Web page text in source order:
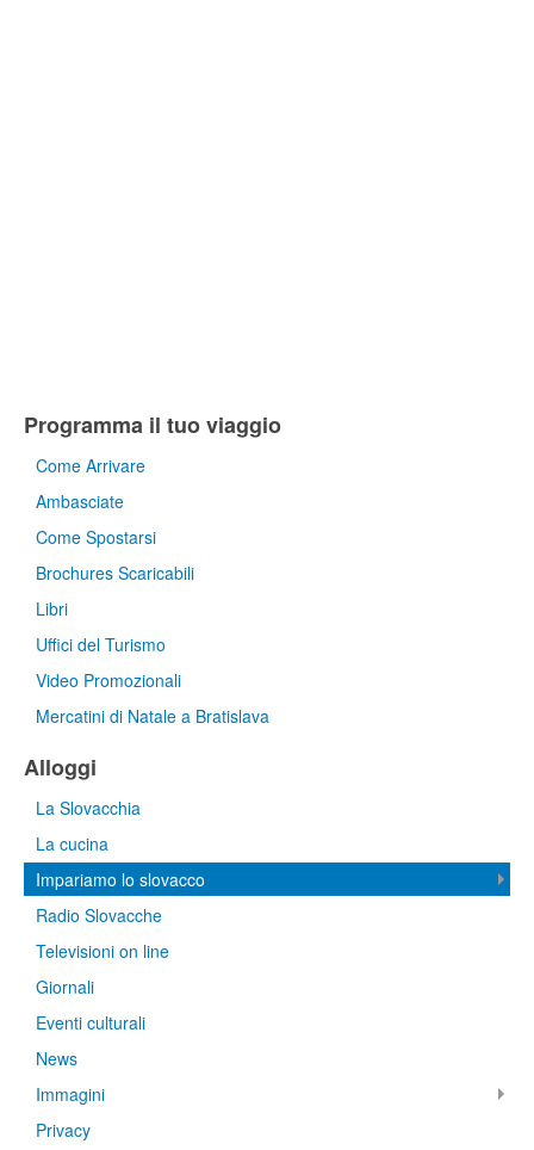
Programma il tuo viaggio
Come Arrivare
Ambasciate
Come Spostarsi
Brochures Scaricabili
Libri
Uffici del Turismo
Video Promozionali
Mercatini di Natale a Bratislava
Alloggi
La Slovacchia
La cucina
Impariamo lo slovacco
Radio Slovacche
Televisioni on line
Giornali
Eventi culturali
News
Immagini
Privacy